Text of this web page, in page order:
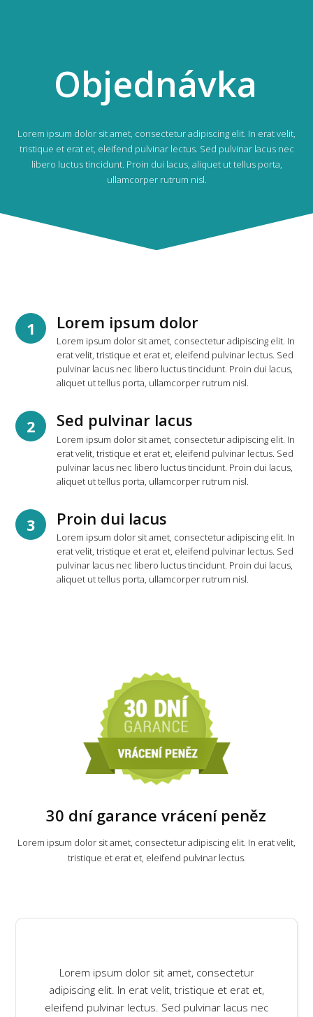
Objednávka
Lorem ipsum dolor sit amet, consectetur adipiscing elit. In erat velit,
tristique et erat et, eleifend pulvinar lectus. Sed pulvinar lacus nec
libero luctus tincidunt. Proin dui lacus, aliquet ut tellus porta,
ullamcorper rutrum nisl.
1 Lorem ipsum dolor
Lorem ipsum dolor sit amet, consectetur adipiscing elit. In
erat velit, tristique et erat et, eleifend pulvinar lectus. Sed
pulvinar lacus nec libero luctus tincidunt. Proin dui lacus,
aliquet ut tellus porta, ullamcorper rutrum nisl.
2 Sed pulvinar lacus
Lorem ipsum dolor sit amet, consectetur adipiscing elit. In
erat velit, tristique et erat et, eleifend pulvinar lectus. Sed
pulvinar lacus nec libero luctus tincidunt. Proin dui lacus,
aliquet ut tellus porta, ullamcorper rutrum nisl.
3 Proin dui lacus
Lorem ipsum dolor sit amet, consectetur adipiscing elit. In
erat velit, tristique et erat et, eleifend pulvinar lectus. Sed
pulvinar lacus nec libero luctus tincidunt. Proin dui lacus,
aliquet ut tellus porta, ullamcorper rutrum nisl.
30 dní garance vrácení peněz
Lorem ipsum dolor sit amet, consectetur adipiscing elit. In erat velit,
tristique et erat et, eleifend pulvinar lectus.
Lorem ipsum dolor sit amet, consectetur
adipiscing elit. In erat velit, tristique et erat et,
eleifend pulvinar lectus. Sed pulvinar lacus nec